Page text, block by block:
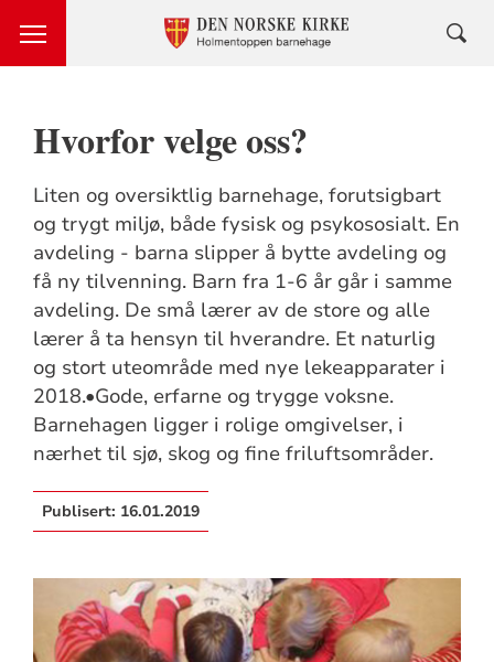
Hvorfor velge oss?
Liten og oversiktlig barnehage, forutsigbart
og trygt miljø, både fysisk og psykososialt. En
avdeling - barna slipper å bytte avdeling og
få ny tilvenning. Barn fra 1-6 år går i samme
avdeling. De små lærer av de store og alle
lærer å ta hensyn til hverandre. Et naturlig
og stort uteområde med nye lekeapparater i
2018.•Gode, erfarne og trygge voksne.
Barnehagen ligger i rolige omgivelser, i
nærhet til sjø, skog og fine friluftsområder.
Publisert: 16.01.2019